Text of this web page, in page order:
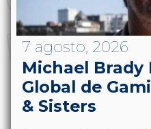
7 agosto, 2026
Michael Brady
Global de
& Sisters